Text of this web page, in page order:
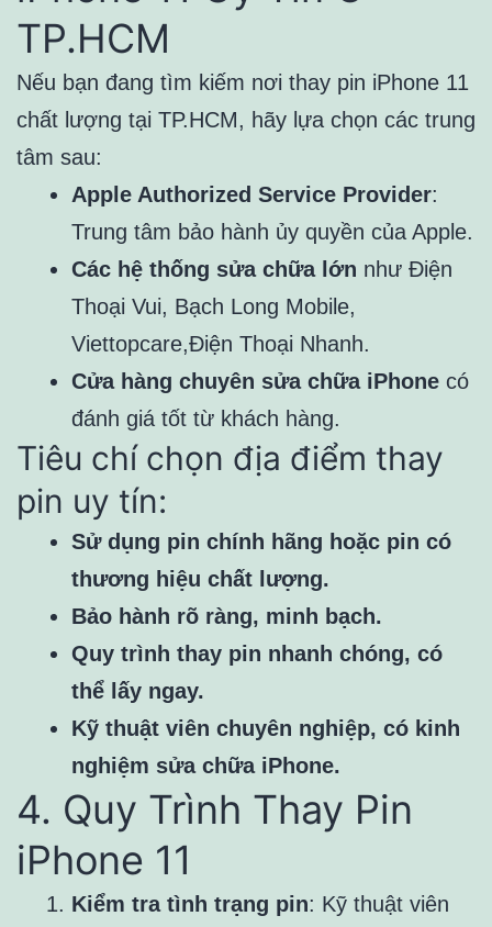
TP.HCM
Nếu bạn đang tìm kiếm nơi thay pin iPhone 11
chất lượng tại TP.HCM, hãy lựa chọn các trung
tâm sau:
Apple Authorized Service Provider:
Trung tâm bảo hành ủy quyền của Apple.
Các hệ thống sửa chữa lớn như Điện
Thoại Vui, Bạch Long Mobile,
Viettopcare,Điện Thoại Nhanh.
Cửa hàng chuyên sửa chữa iPhone có
đánh giá tốt từ khách hàng.
Tiêu chí chọn địa điểm thay
pin uy tín:
Sử dụng pin chính hãng hoặc pin có
thương hiệu chất lượng.
Bảo hành rõ ràng, minh bạch.
Quy trình thay pin nhanh chóng, có
thể lấy ngay.
Kỹ thuật viên chuyên nghiệp, có kinh
nghiệm sửa chữa iPhone.
4. Quy Trình Thay Pin
iPhone 11
Kiểm tra tình trạng pin: Kỹ thuật viên